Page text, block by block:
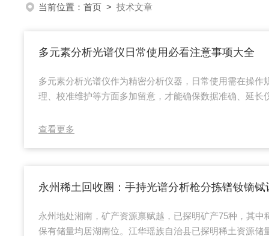
当前位置： 首页 > 技术文章
多元素分析光谱仪日常使用必看注意事项大全
多元素分析光谱仪作为精密分析仪器，日常使用需在操作
理、校准维护等方面多加留意，才能确保数据准确、延长
本操作流程，禁止强行安装或使用未经测试的部件。规范
查看更多
永州地处湘南，矿产资源禀赋越，已探明矿产75种，其中
保有储量均居湖南位。江华瑶族自治县已探明稀土资源储